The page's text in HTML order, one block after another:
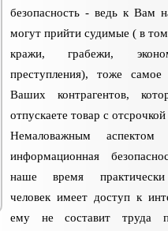
безопасность - ведь к Вам
могут прийти судимые ( в том
кражи, грабежи,
преступления), тоже самое
Ваших контрагентов,
отпускаете товар с
Немаловажным аспектом
информационная
наше время
человек имеет доступ к
ему не составит труда